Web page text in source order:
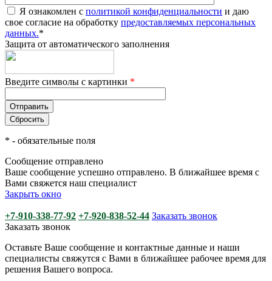
Я ознакомлен с политикой конфиденциальности и даю
свое согласие на обработку предоставляемых персональных
данных.*
Защита от автоматического заполнения
Введите символы с картинки *
* - обязательные поля
Сообщение отправлено
Ваше сообщение успешно отправлено. В ближайшее время с
Вами свяжется наш специалист
Закрыть окно
+7-910-338-77-92 +7-920-838-52-44 Заказать звонок
Заказать звонок
Оставьте Ваше сообщение и контактные данные и наши
специалисты свяжутся с Вами в ближайшее рабочее время для
решения Вашего вопроса.